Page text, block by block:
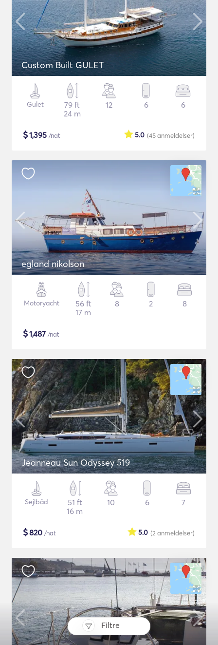
Filtre
Custom Built GULET
Gulet
79 ft
24 m
12 6 6
$1,395 /nat (45anmeldelser)
5.0
egland nikolson
Motoryacht
56 ft
17 m
8 2 8
$1,487 /nat
Jeanneau Sun Odyssey 519
Sejlbåd
51 ft
16 m
10 6 7
$820 /nat (2 anmeldelser)
5.0